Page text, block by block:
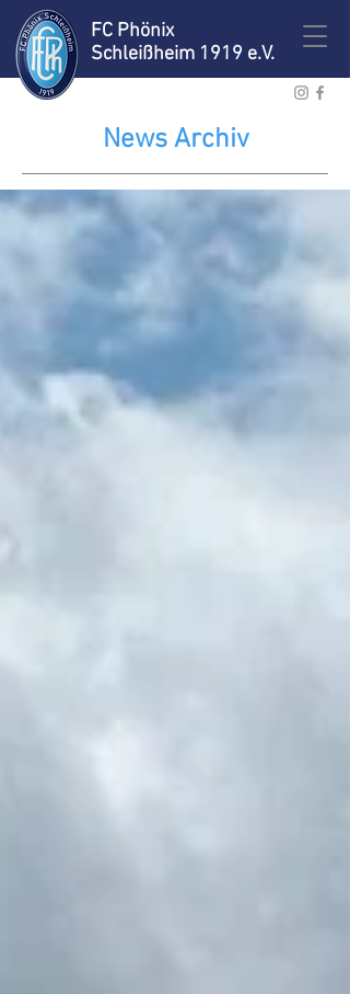
FC Phönix
Schleißheim 1919 e.V.
News Archiv